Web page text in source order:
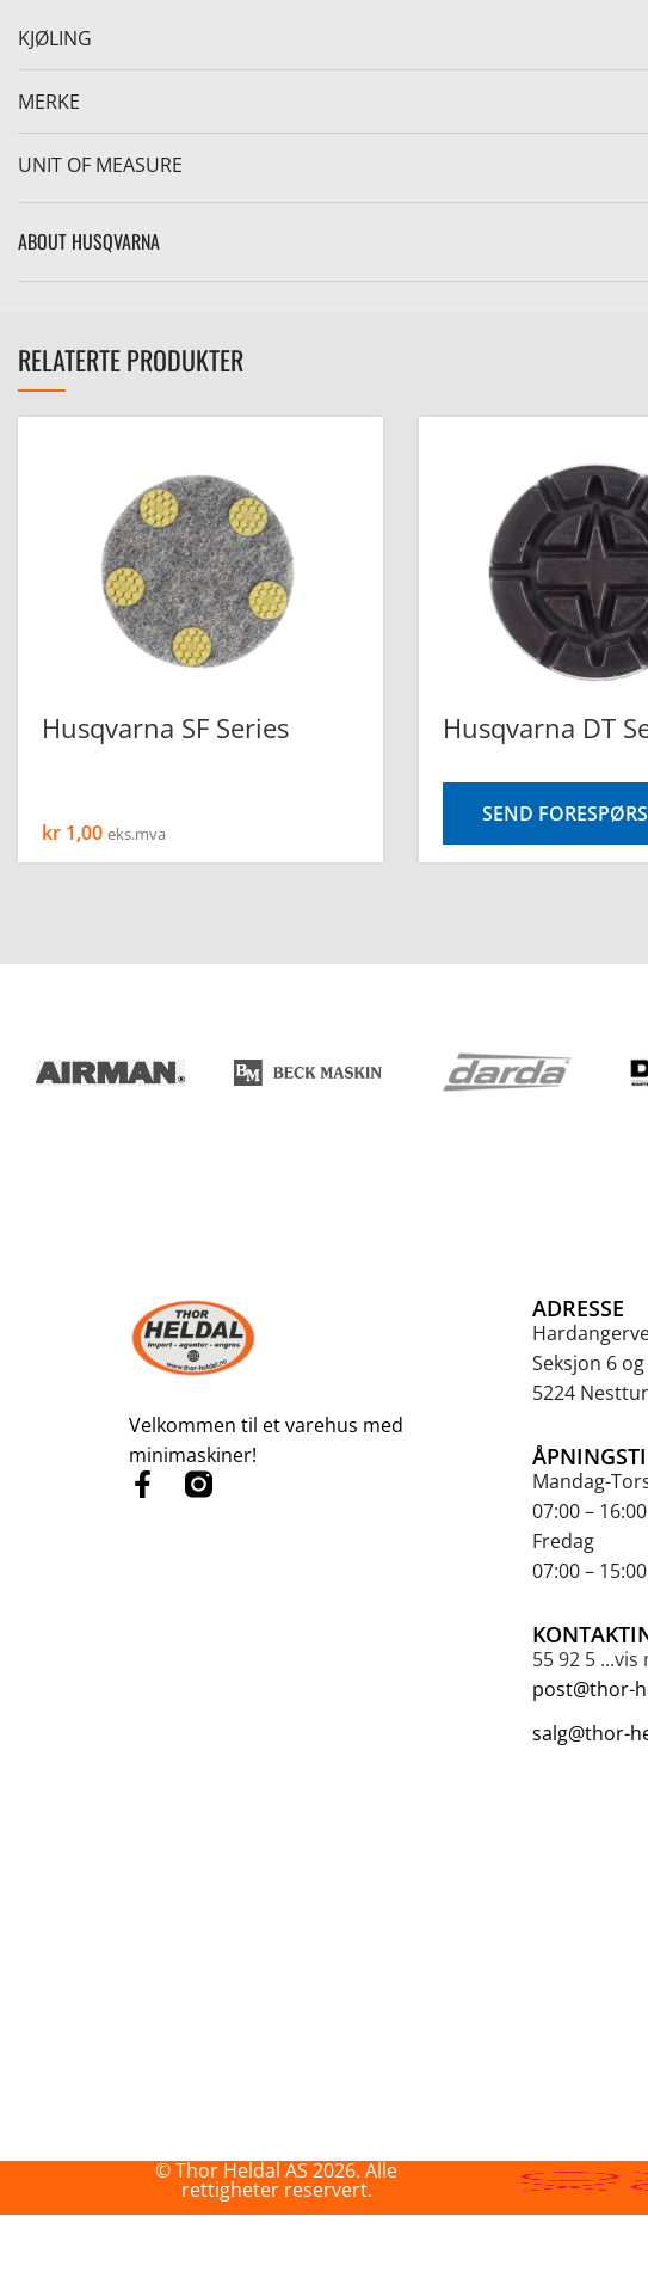
KJØLING
MERKE
UNIT OF MEASURE
ABOUT HUSQVARNA
RELATERTE PRODUKTER
Husqvarna SF Series
kr 1,00 eks.mva
Husqvarna DT
SEND
Velkommen til et varehus med
minimaskiner!
ADRESSE
Seksjon 6
5224
Mandag-
07:00 – 16:00
Fredag
07:00 – 15:00
55 92 5 ...vis
post@thor-
salg@thor-
© Thor Heldal AS 2026. Alle
rettigheter reservert.